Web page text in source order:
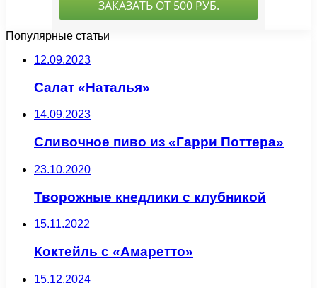
Популярные статьи
12.09.2023
Салат «Наталья»
14.09.2023
Сливочное пиво из «Гарри Поттера»
23.10.2020
Творожные кнедлики с клубникой
15.11.2022
Коктейль с «Амаретто»
15.12.2024